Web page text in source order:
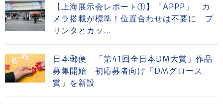
【上海展示会レポート①】「APPP」 カ
メラ搭載が標準！位置合わせは不要に プ
リンタとカッ...
日本郵便 「第41回全日本DM大賞」作品
募集開始 初応募者向け「DMグロース
賞」を新設